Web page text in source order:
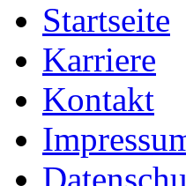
Startseite
Karriere
Kontakt